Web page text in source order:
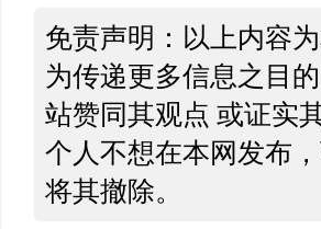
免责声明：以上内容
为传递更多信息之目
站赞同其观点 或证实
个人不想在本网发布
将其撤除。